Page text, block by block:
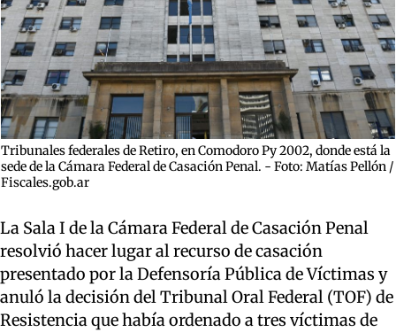
Tribunales federales de Retiro, en Comodoro Py 2002, donde está la
sede de la Cámara Federal de Casación Penal. - Foto: Matías Pellón /
Fiscales.gob.ar
La Sala I de la Cámara Federal de Casación Penal
resolvió hacer lugar al recurso de casación
presentado por la Defensoría Pública de Víctimas y
anuló la decisión del Tribunal Oral Federal (TOF) de
Resistencia que había ordenado a tres víctimas de